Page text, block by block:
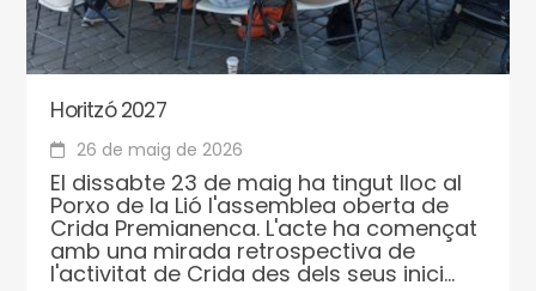
Horitzó 2027
26 de maig de 2026
El dissabte 23 de maig ha tingut lloc al
Porxo de la Lió l'assemblea oberta de
Crida Premianenca. L'acte ha començat
amb una mirada retrospectiva de
l'activitat de Crida des dels seus inici...